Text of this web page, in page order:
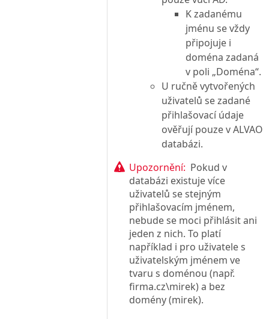
K zadanému
jménu se vždy
připojuje i
doména zadaná
v poli „Doména“.
U ručně vytvořených
uživatelů se zadané
přihlašovací údaje
ověřují pouze v ALVAO
databázi.
Upozornění: Pokud v
databázi existuje více
uživatelů se stejným
přihlašovacím jménem,
nebude se moci přihlásit ani
jeden z nich. To platí
například i pro uživatele s
uživatelským jménem ve
tvaru s doménou (např.
firma.cz\mirek) a bez
domény (mirek).